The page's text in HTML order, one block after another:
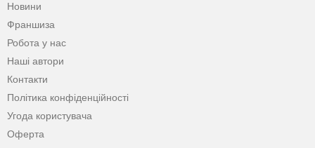
Новини
Франшиза
Робота у нас
Наші автори
Контакти
Політика конфіденційності
Угода користувача
Оферта